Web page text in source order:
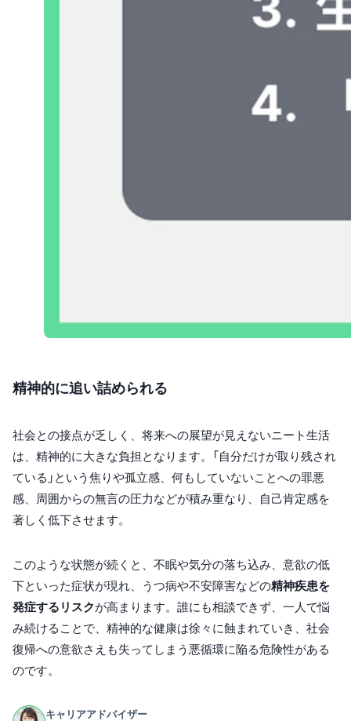
精神的に追い詰められる
社会との接点が乏しく、将来への展望が見えないニート生活
は、精神的に大きな負担となります。「自分だけが取り残され
ている」という焦りや孤立感、何もしていないことへの罪悪
感、周囲からの無言の圧力などが積み重なり、自己肯定感を
著しく低下させます。
このような状態が続くと、不眠や気分の落ち込み、意欲の低
下といった症状が現れ、うつ病や不安障害などの精神疾患を
発症するリスクが高まります。誰にも相談できず、一人で悩
み続けることで、精神的な健康は徐々に蝕まれていき、社会
復帰への意欲さえも失ってしまう悪循環に陥る危険性がある
のです。
キャリアアドバイザー